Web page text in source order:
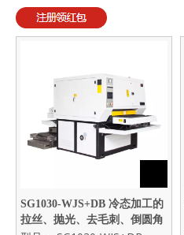
SG1030-WJS+DB 冷态加工的
拉丝、抛光、去毛刺、倒圆角